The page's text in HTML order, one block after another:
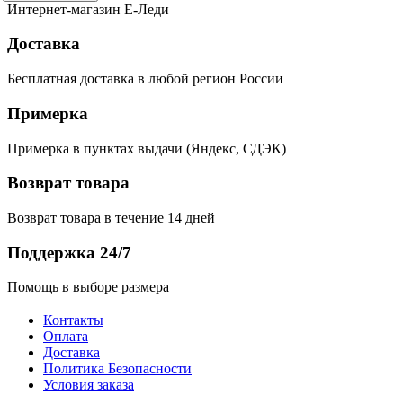
Интернет-магазин Е-Леди
Доставка
Бесплатная доставка в любой регион России
Примерка
Примерка в пунктах выдачи (Яндекс, СДЭК)
Возврат товара
Возврат товара в течение 14 дней
Поддержка 24/7
Помощь в выборе размера
Контакты
Оплата
Доставка
Политика Безопасности
Условия заказа